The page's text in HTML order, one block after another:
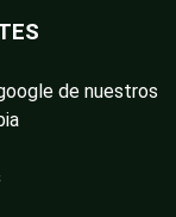
de nuestros